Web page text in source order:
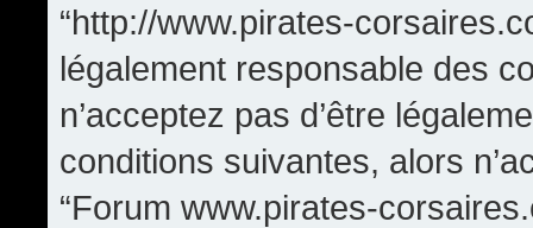
“http://www.pirates-
légalement responsable des
n’acceptez pas d’être
conditions suivantes, alors
“Forum www.pirates-